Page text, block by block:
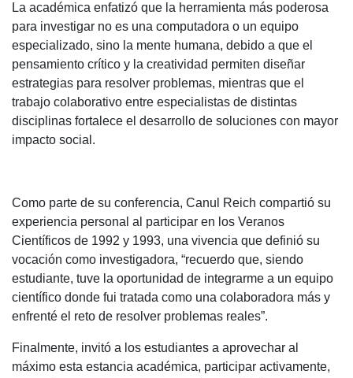
La académica enfatizó que la herramienta más poderosa
para investigar no es una computadora o un equipo
especializado, sino la mente humana, debido a que el
pensamiento crítico y la creatividad permiten diseñar
estrategias para resolver problemas, mientras que el
trabajo colaborativo entre especialistas de distintas
disciplinas fortalece el desarrollo de soluciones con mayor
impacto social.
Como parte de su conferencia, Canul Reich compartió su
experiencia personal al participar en los Veranos
Científicos de 1992 y 1993, una vivencia que definió su
vocación como investigadora, “recuerdo que, siendo
estudiante, tuve la oportunidad de integrarme a un equipo
científico donde fui tratada como una colaboradora más y
enfrenté el reto de resolver problemas reales”.
Finalmente, invitó a los estudiantes a aprovechar al
máximo esta estancia académica, participar activamente,